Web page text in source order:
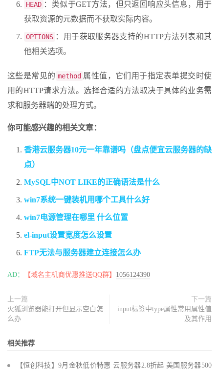
HEAD ：类似于GET方法，但只返回响应头信息，用于
获取资源的元数据而不获取实际内容。
OPTIONS ：用于获取服务器支持的HTTP方法列表和其
他相关选项。
这些是常见的 method 属性值，它们用于指定表单提交时使
用的HTTP请求方法。选择合适的方法取决于具体的业务需
求和服务器端的处理方式。
你可能感兴趣的相关文章：
香港云服务器10元一年靠谱吗（盘点便宜云服务器的缺
点）
MySQL中NOT LIKE的正确语法是什么
win7系统一键装机用哪个工具什么好
win7电源管理在哪里 什么位置
el-input设置宽度怎么设置
FTP无法与服务器建立连接怎么办
AD： 【域名主机商优惠推送QQ群】 1056124390
上一篇
火狐浏览器能打开但显示空白怎
么办
下一篇
input标签中type属性常用属性值
及其作用
相关推荐
【恒创科技】9月金秋低价特惠 云服务器2.8折起 美国服务器500